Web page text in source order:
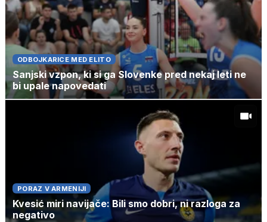
ODBOJKARICE MED ELITO
Sanjski vzpon, ki si ga Slovenke pred nekaj leti ne
bi upale napovedati
PORAZ V ARMENIJI
Kvesić miri navijače: Bili smo dobri, ni razloga za
negativo